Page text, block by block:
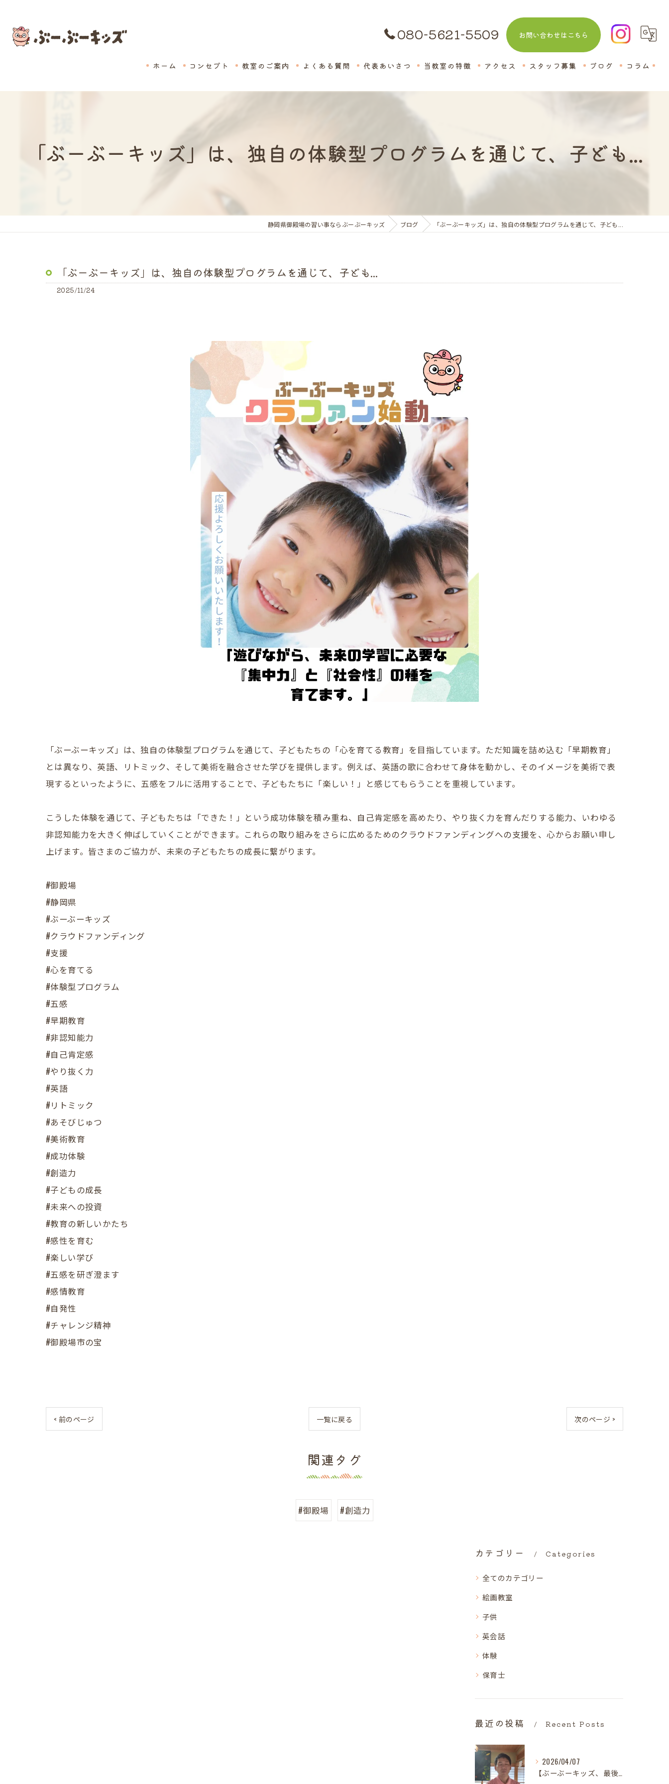
080-5621-5509 お問い合わせはこちら
ホーム コンセプト 教室のご案内 よくある質問 代表あいさつ 当教室の特徴
英会話
アクセス スタッフ募集 ブログ コラム
「ぶーぶーキッズ」は、独自の体験型プログラムを通じて、子ども...
静岡県御殿場の習い事ならぶーぶーキッズ ブログ 「ぶーぶーキッズ」は、独自の体験型プログラムを通じて、子ども...
「ぶーぶーキッズ」は、独自の体験型プログラムを通じて、子ども...
2025/11/24
「ぶーぶーキッズ」は、独自の体験型プログラムを通じて、子どもたちの「心を育てる教育」を目指しています。ただ知識を詰め込む「早期教育」
とは異なり、英語、リトミック、そして美術を融合させた学びを提供します。例えば、英語の歌に合わせて身体を動かし、そのイメージを美術で表
現するといったように、五感をフルに活用することで、子どもたちに「楽しい！」と感じてもらうことを重視しています。
こうした体験を通じて、子どもたちは「できた！」という成功体験を積み重ね、自己肯定感を高めたり、やり抜く力を育んだりする能力、いわゆる
非認知能力を大きく伸ばしていくことができます。これらの取り組みをさらに広めるためのクラウドファンディングへの支援を、心からお願い申し
上げます。皆さまのご協力が、未来の子どもたちの成長に繋がります。
#御殿場
#静岡県
#ぶーぶーキッズ
#クラウドファンディング
#支援
#心を育てる
#体験型プログラム
#五感
#早期教育
#非認知能力
#自己肯定感
#やり抜く力
#英語
#リトミック
#あそびじゅつ
#美術教育
#成功体験
#創造力
#子どもの成長
#未来への投資
#教育の新しいかたち
#感性を育む
#楽しい学び
#五感を研ぎ澄ます
#感情教育
#自発性
#チャレンジ精神
#御殿場市の宝
< 前のページ 一覧に戻る 次のページ >
関連タグ
#御殿場 #創造力
カテゴリー Categories
全てのカテゴリー
絵画教室
子供
英会話
体験
保育士
最近の投稿 Recent Posts
2026/04/07
【ぶーぶーキッズ、最後の日。